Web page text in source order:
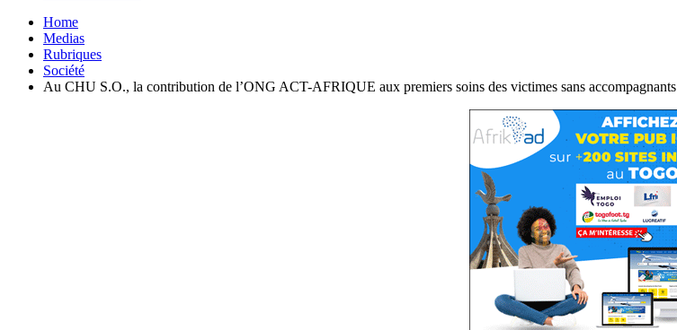
Home
Medias
Rubriques
Société
Au CHU S.O., la contribution de l’ONG ACT-AFRIQUE aux premiers soins des victimes sans accompagnants